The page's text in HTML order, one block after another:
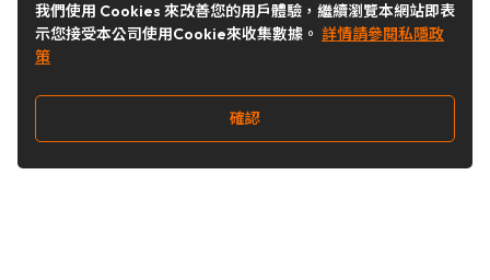
我們使用 Cookies 來改善您的用戶體驗，繼續瀏覽本網站即表
示您接受本公司使用Cookie來收集數據。 詳情請參閱私隱政
策
確認